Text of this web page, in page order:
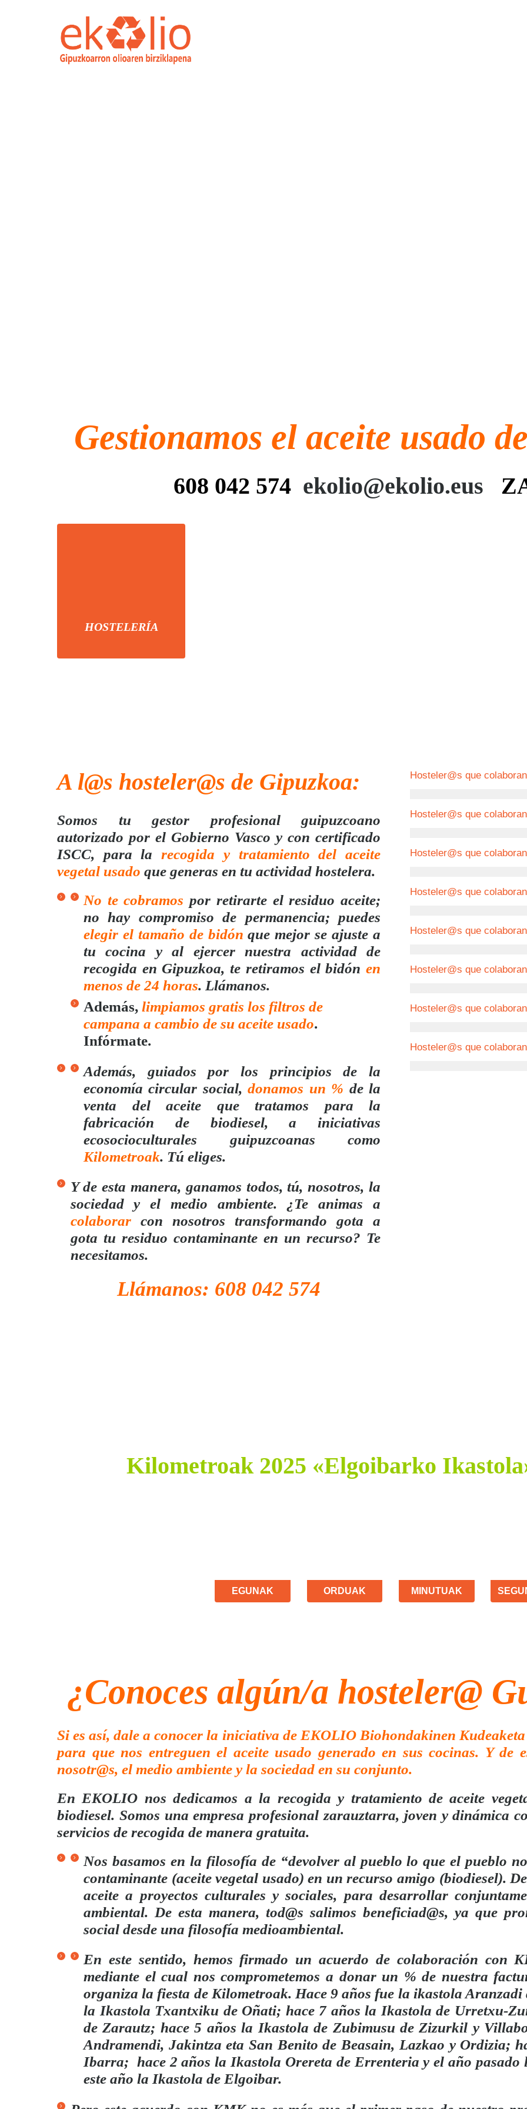
Gestionamos el aceite usado
608 042 574 ekolio@ekolio.eus
HOSTELERÍA
A l@s hosteler@s de Gipuzkoa:
Somos tu gestor profesional guipuzcoano
autorizado por el Gobierno Vasco y con certificado
ISCC, para larecogida y tratamiento del aceite
vegetal usado que generas en tu actividad hostelera.
No te cobramos por retirarte el residuo aceite;
no hay compromiso de permanencia; puedes
elegir el tamaño de bidón que mejor se ajuste a
tu cocina y al ejercer nuestra actividad de
recogida en Gipuzkoa, te retiramos el bidón en
menos de 24 horas. Llámanos.
Además, limpiamos gratis los filtros de
campana a cambio de su aceite usado.
Infórmate.
Además, guiados por los principios de la
economía circular social,donamos un % de la
venta del aceite que tratamos para la
fabricación de biodiesel, a iniciativas
ecosocioculturales guipuzcoanas como
Kilometroak. Tú eliges.
Y de esta manera, ganamos todos, tú, nosotros, la
sociedad y el medio ambiente. ¿Te animas a
colaborarcon nosotros transformando gota a
gota tu residuo contaminante en un recurso? Te
necesitamos.
Llámanos: 608 042 574
Hosteler@s que
Hosteler@s que
Hosteler@s que
Hosteler@s que
Hosteler@s que
Hosteler@s que
Hosteler@s que
Hosteler@s que
Kilometroak 2025 «Elgoibarko
EGUNAK ORDUAK MINUTUAK
¿Conoces algún/a hosteler@
Si es así, dale a conocer la iniciativa de EKOLIO Biohondakinen
para que nos entreguen el aceite usado generado en sus cocinas. Y de
nosotr@s, el medio ambiente y la sociedad en su conjunto.
En EKOLIO nos dedicamos a la recogida y tratamiento de aceite
biodiesel. Somos una empresa profesional zarauztarra, joven y dinámica
servicios de recogida de manera gratuita.
Nos basamos en la filosofía de “devolver al pueblo lo que el pueblo
contaminante (aceite vegetal usado) en un recurso amigo (biodiesel).
aceite a proyectos culturales y sociales, para desarrollar
ambiental. De esta manera, tod@s salimos beneficiad@s, ya que
social desde una filosofía medioambiental.
En este sentido, hemos firmado un acuerdo de colaboración con
mediante el cual nos comprometemos a donar un % de nuestra
organiza la fiesta de Kilometroak. Hace 9 años fue la ikastola
la Ikastola Txantxiku de Oñati; hace 7 años la Ikastola de Urretxu-
de Zarautz; hace 5 años la Ikastola de Zubimusu de Zizurkil y
Andramendi, Jakintza eta San Benito de Beasain, Lazkao y Ordizia;
Ibarra; hace 2 añosla Ikastola Orereta de Errenteria y el año
este año la Ikastola de Elgoibar.